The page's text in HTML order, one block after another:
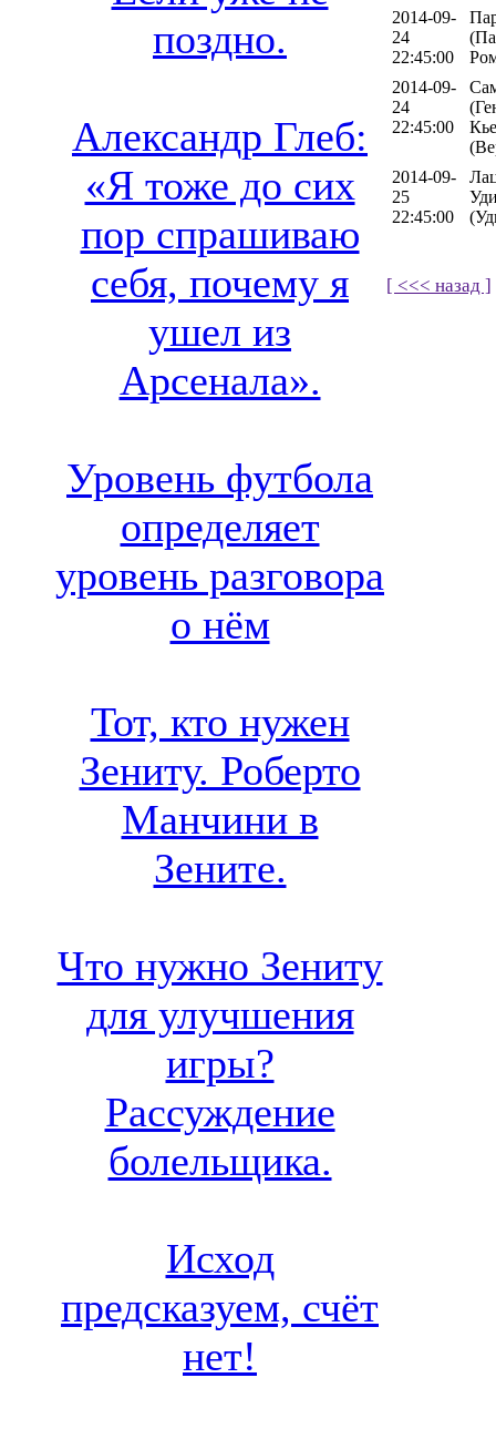
поздно.
Александр Глеб:
«Я тоже до сих
пор спрашиваю
себя, почему я
ушел из
Арсенала».
Уровень футбола
определяет
уровень разговора
о нём
Тот, кто нужен
Зениту. Роберто
Манчини в
Зените.
Что нужно Зениту
для улучшения
игры?
Рассуждение
болельщика.
Исход
предсказуем, счёт
нет!
2014-09-
24
22:45:00
2014-09-
24
22:45:00
2014-09-
25
22:45:00
[ <<< назад ]